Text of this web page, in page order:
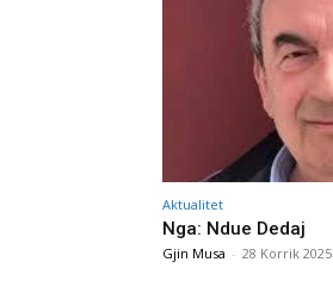
Aktualitet
Nga: Ndue Dedaj
Gjin Musa - 28 Korrik 2025